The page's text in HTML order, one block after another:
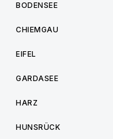
BODENSEE
CHIEMGAU
EIFEL
GARDASEE
HARZ
HUNSRÜCK